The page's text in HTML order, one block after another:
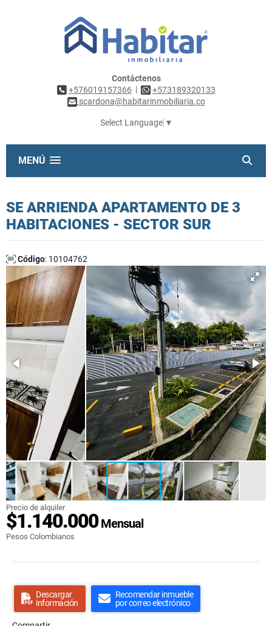
Contáctenos
+576019157366 |
+573189320133
scardona@habitarinmobiliaria.co
Select Language ▼
MENÚ
SE ARRIENDA APARTAMENTO DE 3
HABITACIONES - SECTOR SUR
Código: 10104762
Precio de alquiler
$1.140.000Mensual
Pesos Colombianos
Descargar
información
Recomendar inmueble
por correo electrónico